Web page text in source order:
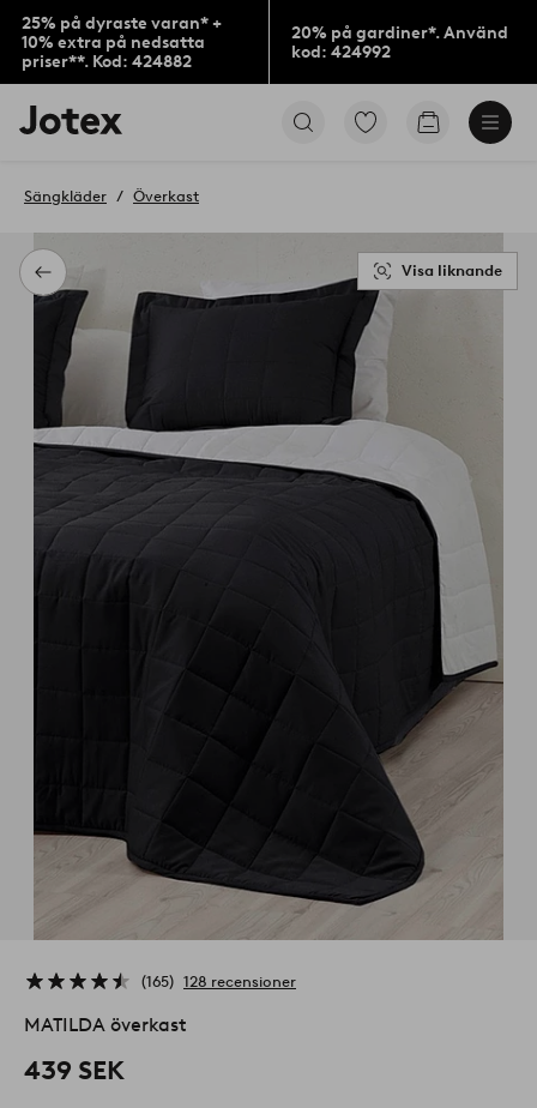
25% på dyraste varan* +
10% extra på nedsatta
priser**. Kod: 424882
20% på gardiner*. Använd
kod: 424992
Jotex
logotyp
till
Gå
Gå
Tillbaka
Sängkläder Överkast
Visa liknande
165 128 recensioner
MATILDA överkast
439 SEK